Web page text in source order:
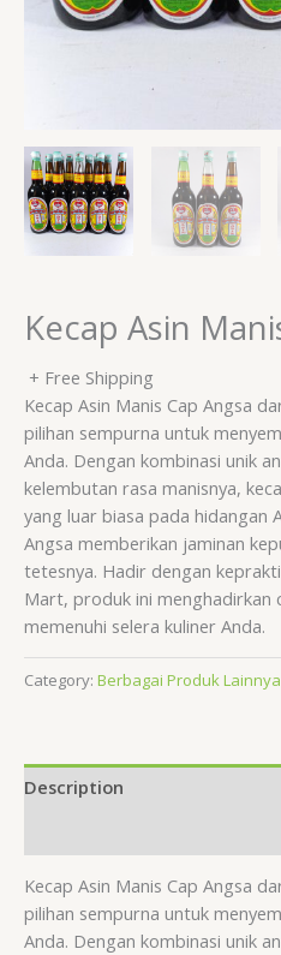
Kecap Asin
+ Free Shipping
Kecap Asin Manis Cap Angsa
pilihan sempurna untuk
Anda. Dengan kombinasi unik
kelembutan rasa manisnya,
yang luar biasa pada hidangan
Angsa memberikan jaminan
tetesnya. Hadir dengan
Mart, produk ini menghadirkan
memenuhi selera kuliner Anda.
Category: Berbagai Produk Lainnya
Description
Kecap Asin Manis Cap Angsa
pilihan sempurna untuk
Anda. Dengan kombinasi unik